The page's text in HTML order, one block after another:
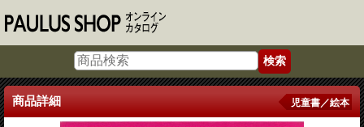
商品詳細 児童書／絵本